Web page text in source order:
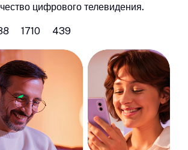
цифрового телевидения.
1710 439